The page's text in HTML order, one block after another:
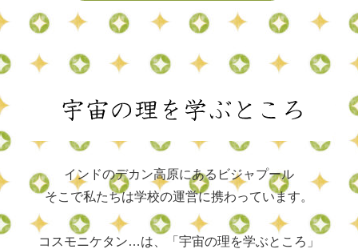
インドのデカン高原にあるビジャプール
そこで私たちは学校の運営に携わっています。
コスモニケタン…は、「宇宙の理を学ぶところ」